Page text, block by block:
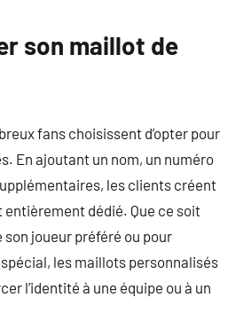
son maillot de
fans choisissent d’opter pour
En ajoutant un nom, un numéro
les clients créent
entièrement dédié. Que ce soit
son joueur préféré ou pour
les maillots personnalisés
l’identité à une équipe ou à un